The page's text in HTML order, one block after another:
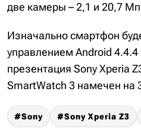
две камеры – 2,1 и 20,7
Изначально смартфон
управлением Android
презентация Sony Xperia
SmartWatch 3 намечен на
Sony Sony Xperia Z3